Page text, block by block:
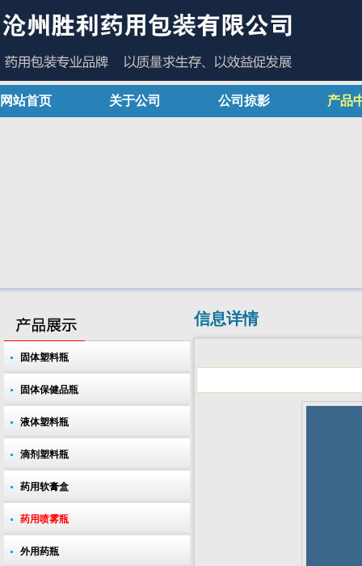
网站首页 关于公司 公司掠影 产品
固体塑料瓶
固体保健品瓶
液体塑料瓶
滴剂塑料瓶
药用软膏盒
药用喷雾瓶
外用药瓶
如何解决塑料瓶在生产过程...
固体塑料瓶在现代包装系统...
市场对医用塑料瓶的质量要...
信息详情